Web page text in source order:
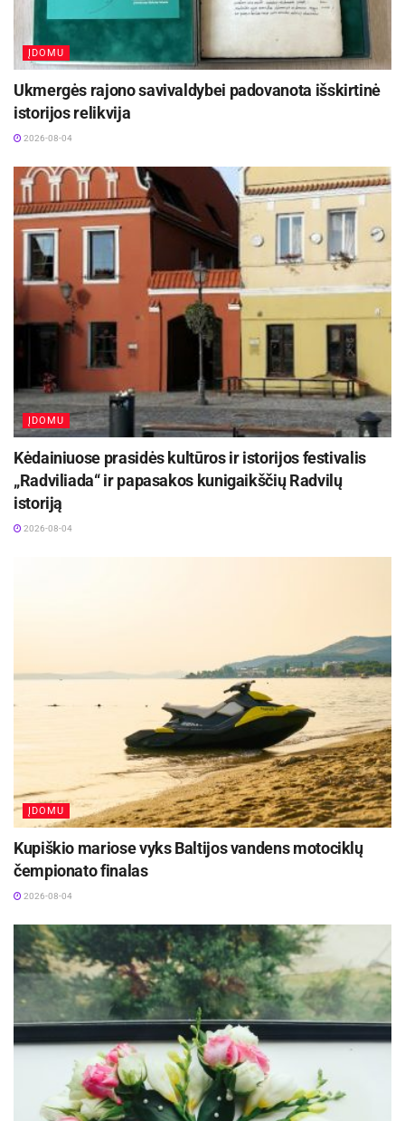
ĮDOMU
Ukmergės rajono savivaldybei padovanota išskirtinė
istorijos relikvija
2026-08-04
ĮDOMU
Kėdainiuose prasidės kultūros ir istorijos festivalis
„Radviliada“ ir papasakos kunigaikščių Radvilų
istoriją
2026-08-04
ĮDOMU
Kupiškio mariose vyks Baltijos vandens motociklų
čempionato finalas
2026-08-04